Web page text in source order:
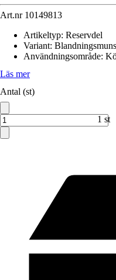
Art.nr 10149813
Artikeltyp: Reservdel
Variant:
Användningsområde:
Läs mer
Antal (st)
1 st